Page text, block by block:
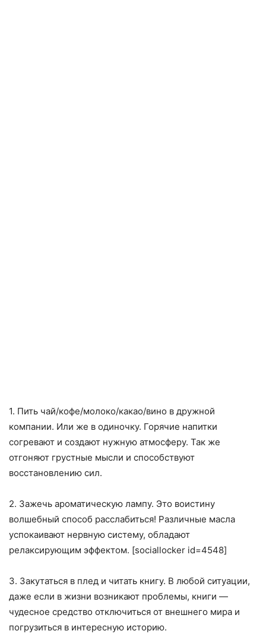
1. Пить чай/кофе/молоко/какао/вино в дружной
компании. Или же в одиночку. Горячие напитки
согревают и создают нужную атмосферу. Так же
отгоняют грустные мысли и способствуют
восстановлению сил.
2. Зажечь ароматическую лампу. Это воистину
волшебный способ расслабиться! Различные масла
успокаивают нервную систему, обладают
релаксирующим эффектом. [sociallocker id=4548]
3. Закутаться в плед и читать книгу. В любой ситуации,
даже если в жизни возникают проблемы, книги —
чудесное средство отключиться от внешнего мира и
погрузиться в интересную историю.